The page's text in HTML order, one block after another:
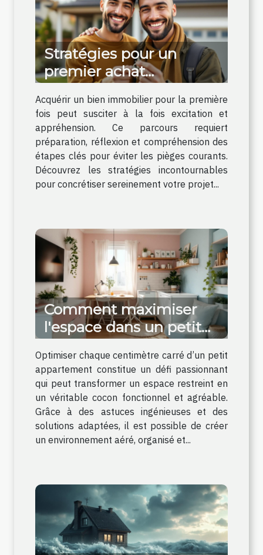
Stratégies pour un
premier achat
immobilier sans souci
Acquérir un bien immobilier pour la première
fois peut susciter à la fois excitation et
appréhension. Ce parcours requiert
préparation, réflexion et compréhension des
étapes clés pour éviter les pièges courants.
Découvrez les stratégies incontournables
pour concrétiser sereinement votre projet...
Comment maximiser
l'espace dans un petit
appartement ?
Optimiser chaque centimètre carré d’un petit
appartement constitue un défi passionnant
qui peut transformer un espace restreint en
un véritable cocon fonctionnel et agréable.
Grâce à des astuces ingénieuses et des
solutions adaptées, il est possible de créer
un environnement aéré, organisé et...